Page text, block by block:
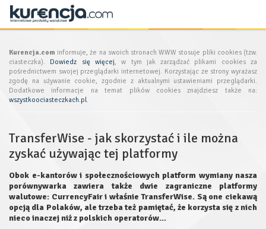
Kurencja.com informuje, że na swoich stronach WWW stosuje pliki cookies (tzw.
ciasteczka). Dowiedz się więcej, w tym jak zarządzać plikami cookies za
pośrednictwem swojej przeglądarki internetowej. Korzystając ze strony wyrażasz
zgodę na używanie cookie, zgodnie z aktualnymi ustawieniami przeglądarki.
Dodatkowe informacje na temat plików cookies znajdziesz także na:
wszystkoociasteczkach.pl.
TransferWise - jak skorzystać i ile można
zyskać używając tej platformy
Obok e-kantorów i społecznościowych platform wymiany nasza
porównywarka zawiera także dwie zagraniczne platformy
walutowe: CurrencyFair i właśnie TransferWise. Są one ciekawą
opcją dla Polaków, ale trzeba też pamiętać, że korzysta się z nich
nieco inaczej niż z polskich operatorów...